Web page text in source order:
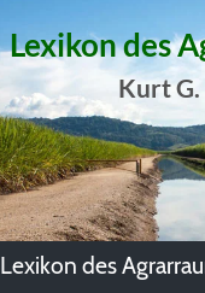
Lexikon des
Kurt
Lexikon des